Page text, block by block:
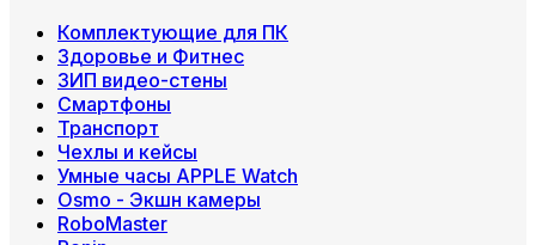
Комплектующие для ПК
Здоровье и Фитнес
ЗИП видео-стены
Смартфоны
Транспорт
Чехлы и кейсы
Умные часы APPLE Watch
Osmo - Экшн камеры
RoboMaster